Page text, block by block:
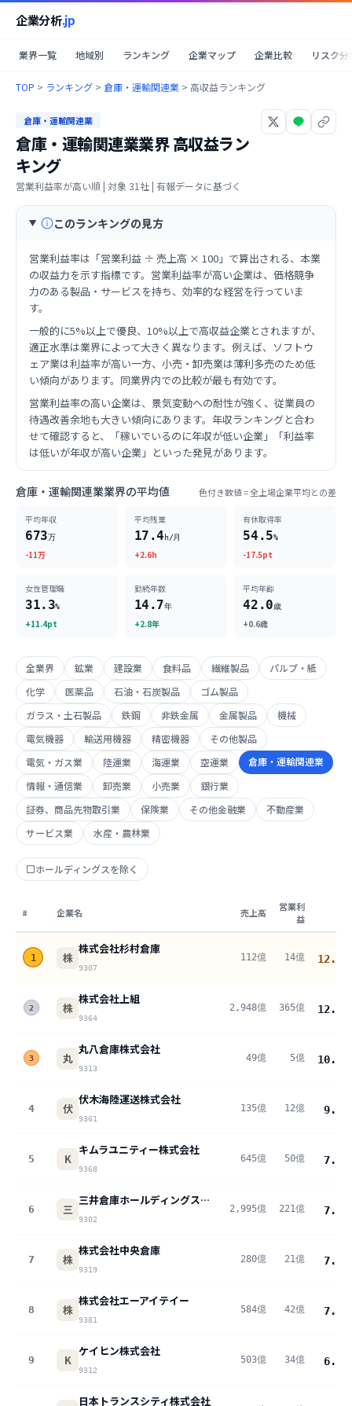
企業分析.jp
業界一覧 地域別 ランキング 企業マップ 企業比較 リスク分
TOP > ランキング > 倉庫・運輸関連業 > 高収益ランキング
倉庫・運輸関連業
倉庫・運輸関連業業界高収益ラン
キング
営業利益率が高い順 | 対象 31 社 | 有報データに基づく
このランキングの見方
営業利益率は「営業利益 ÷ 売上高 × 100」で算出される、本業
の収益力を示す指標です。営業利益率が高い企業は、価格競争
力のある製品・サービスを持ち、効率的な経営を行っていま
す。
一般的に5%以上で優良、10%以上で高収益企業とされますが、
適正水準は業界によって大きく異なります。例えば、ソフトウ
ェア業は利益率が高い一方、小売・卸売業は薄利多売のため低
い傾向があります。同業界内での比較が最も有効です。
営業利益率の高い企業は、景気変動への耐性が強く、従業員の
待遇改善余地も大きい傾向にあります。年収ランキングと合わ
せて確認すると、「稼いでいるのに年収が低い企業」「利益率
は低いが年収が高い企業」といった発見があります。
倉庫・運輸関連業業界の平均値 色付き数値 = 全上場企業平均との差
平均年収
673万
-11万
平均残業
17.4h/月
+2.6h
有休取得率
54.5%
-17.5pt
女性管理職
31.3%
+11.4pt
勤続年数
14.7年
+2.8年
平均年齢
42.0歳
+0.6歳
全業界 鉱業 建設業 食料品 繊維製品
パルプ・紙
化学
医薬品 石油・石炭製品
ゴム製品
ガラス・土石製品
鉄鋼 非鉄金属 金属製品
機械
電気機器
輸送用機器 精密機器
その他製品
電気・ガス業
陸運業 海運業 空運業
倉庫・運輸関連業
情報・通信業
卸売業 小売業
銀行業
証券、商品先物取引業
保険業 その他金融業
不動産業
サービス業
水産・農林業
ホールディングスを除く
# 企業名 売上高
営業利
益
1 株
株式会社杉村倉庫
9307
112億 14億 12.6
2 株
株式会社上組
9364
2,948億 365億 12.4
3 丸
丸八倉庫株式会社
9313
49億 5億 10.1
4 伏
伏木海陸運送株式会社
9361
135億 12億 9.2
5 K
キムラユニティー株式会社
9368
645億 50億 7.7
6 三
三井倉庫ホールディングス株式会社
9302
2,995億 221億 7.4
7 株
株式会社中央倉庫
9319
280億 21億 7.3
8 株
株式会社エーアイテイー
9381
584億 42億 7.2
9 K
ケイヒン株式会社
9312
503億 34億 6.8
日本トランスシティ株式会社